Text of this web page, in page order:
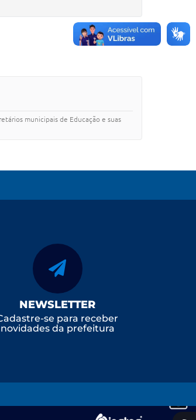
municipais de Educação e suas
NEWSLETTER
se para receber
novidades da prefeitura